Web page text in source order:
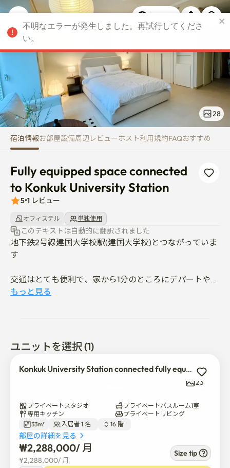
Fully equipped space
28
宿泊情報お部屋設備周辺 レビューホスト利用規約FAQおすすめ
Fully equipped space connected
to Konkuk University Station
5•1 レビュー
オフィステル 単独使用
このテキストは自動的に翻訳されました
地下鉄2号線建国大学校駅(建国大学校)とつながっていま
す
交通はとても便利で、家から1分のところにデパートや各
種レストラン、カフェ、ライフスタイルショップがあり
最高の立地、最高のインフラ、最高のインテリア施設
で、韓国人の間で年中人気のある空間です。
何か必要なことがあれば、遠慮なくホストに連絡しま
•チェックイン:午後4時
•チェックアウト:午前11時
もっと見る
ユニットを選択 (1)
Konkuk University Station connected fully equipped space
23
プライベートスタジオ
プライベートバスルーム1室
専用キッチン
プライベートリビング
33m²
入居者 1 名 16 階
部屋の詳細を見る
₩2,288,000/ 月
¥2,288,000/ 月
Size tip
不明なエラーが発生しました。再試行してくださ
い。